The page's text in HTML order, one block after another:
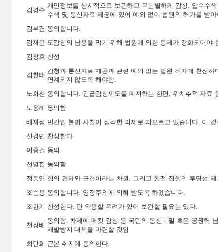
김경수 개인정보를 상시적으로 보관하고 무분별하게 감청, 압수수
수색 및 통신자료 제공에 있어 예외 없이 법원의 허가를 받
김부겸 동의합니다.
김재윤 도감청의 남용을 막기 위해 법원에 의한 통제가 강화되어야
김창호 찬성
김헌태 감청과 통신자료 제공과 관련 예외 없는 법원 허가에 찬성
연계되지 않도록 해야함.
노회찬 동의합니다. 긴급감청제도를 폐지하는 한편, 위치추적 자료
노웅래 동의함
배재정 민간인 불법 사찰이 심각한 의제로 떠오르고 있습니다. 이
신경민 찬성한다.
이종걸 동의
전병헌 동의함
정동영 힘의 견제와 균형이라는 차원, 그리고 행정 집행의 투명성
조순용 동의합니다. 영장주의에 의해 받도록 하겠습니다.
조한기 찬성한다. 단 악용할 우려가 있어 보완할 필요는 있다.
천정배 동의함. 차제에 패킷 감청 등 국민의 통신비밀 혹은 공권력
재발방지 대책을 마련할 것임
최민희 근본 취지에 동의한다.